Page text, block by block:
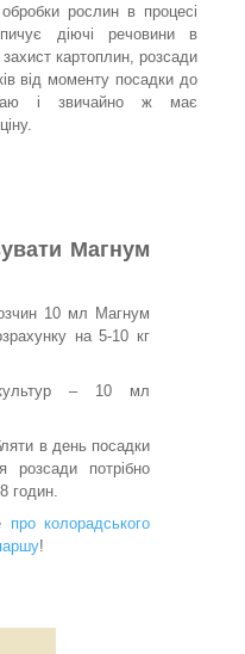
рослин в процесі
діючі речовини в
картоплин, розсади
від моменту посадки до
і звичайно ж має
Магнум
10 мл Магнум
на 5-10 кг
– 10 мл
в день посадки
розсади потрібно
годин.
про колорадського
!